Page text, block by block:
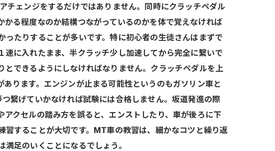
ェンジをするだけではありません。同時にクラッチペダル
る程度なのか結構つながっているのかを体で覚えなければ
たりすることが多いです。特に初心者の生徒さんはまずで
に入れたまま、半クラッチ少し加速してから完全に繋いで
できるようにしなければなりません。クラッチペダルを上
ります。エンジンが止まる可能性というのもガソリン車と
繋げていかなければ試験には合格しません。坂道発進の際
クセルの踏み方を誤ると、エンストしたり、車が後ろに下
することが大切です。MT車の教習は、細かなコツと繰り返
足のいくことになるでしょう。